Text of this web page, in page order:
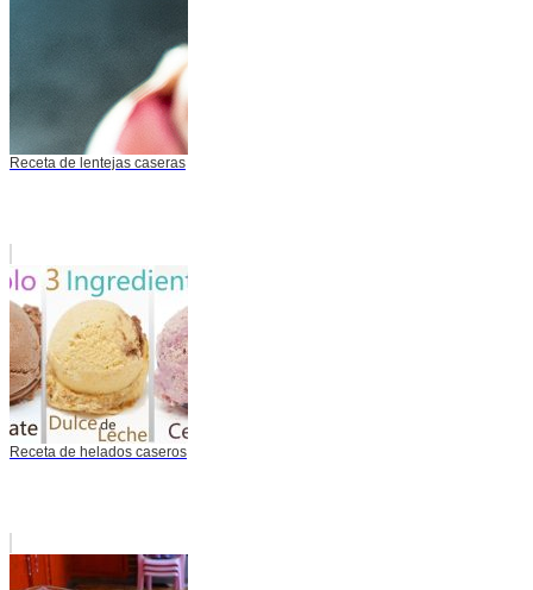
Receta de lentejas caseras
Receta de helados caseros